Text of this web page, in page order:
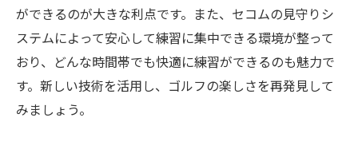
ができるのが大きな利点です。また、セコムの見守りシ
ステムによって安心して練習に集中できる環境が整って
おり、どんな時間帯でも快適に練習ができるのも魅力で
す。新しい技術を活用し、ゴルフの楽しさを再発見して
みましょう。